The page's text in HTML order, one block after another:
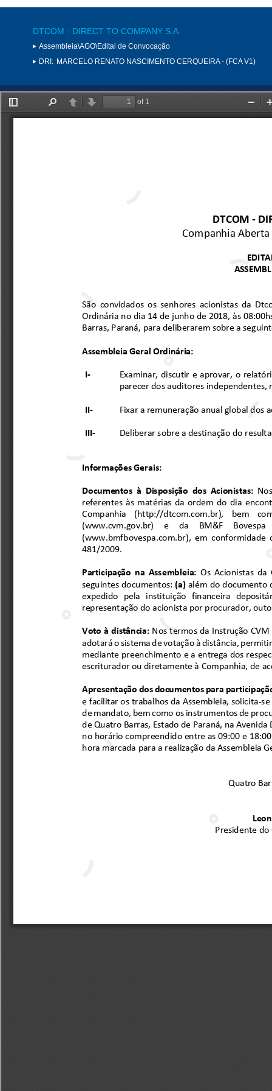
DTCOM - DIRECT TO COMPANY S.A.
Assembleia\AGO\Edital de Convocação
DRI: MARCELO RENATO NASCIMENTO CERQUEIRA - (FCA V1)